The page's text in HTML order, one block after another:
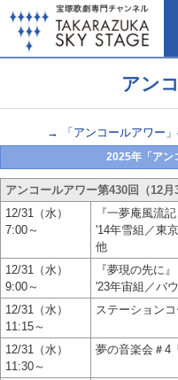
アン
→ 「アンコールアワー
2025年「アン
アンコールアワー第430回（12
12/31（水）
7:00～
『一夢庵風流
'14年雪組／東
他
12/31（水）
9:00～
『夢現の先に』
'23年宙組／バ
12/31（水）
11:15～
ステーション
12/31（水）
11:30～
夢の音楽会＃4